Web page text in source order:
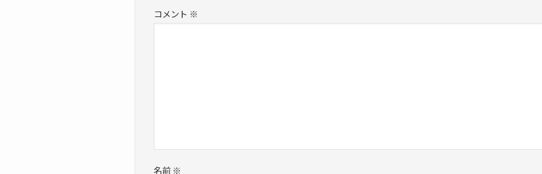
コメント ※
名前 ※